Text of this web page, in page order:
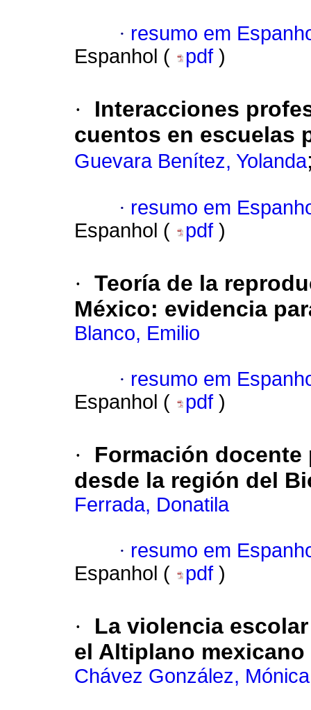
· resumo em
Espanhol (
pdf )
·
Interacciones
cuentos en escuelas
Guevara Benítez, Yolanda
· resumo em
Espanhol (
pdf )
· Teoría de la
México: evidencia
Blanco, Emilio
· resumo em
Espanhol (
pdf )
·
Formación
desde la región del
Ferrada, Donatila
· resumo em
Espanhol (
pdf )
·
La violencia
el Altiplano mexicano
Chávez González,